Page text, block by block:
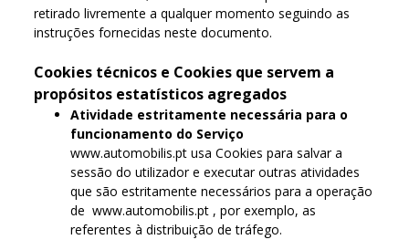
retirado livremente a qualquer momento seguindo as
instruções fornecidas neste documento.
Cookies técnicos e Cookies que servem a
propósitos estatísticos agregados
Atividade estritamente necessária para o
funcionamento do Serviço
www.automobilis.pt usa Cookies para salvar a
sessão do utilizador e executar outras atividades
que são estritamente necessários para a operação
de www.automobilis.pt , por exemplo, as
referentes à distribuição de tráfego.